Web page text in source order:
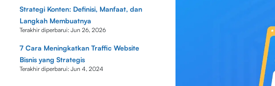
Strategi Konten: Definisi, Manfaat, dan
Langkah Membuatnya
Terakhir diperbarui: Jun 26, 2026
7 Cara Meningkatkan Traffic Website
Bisnis yang Strategis
Terakhir diperbarui: Jun 4, 2024